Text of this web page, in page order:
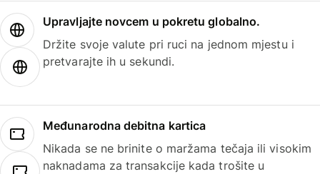
Upravljajte novcem u pokretu globalno.
Držite svoje valute pri ruci na jednom mjestu i
pretvarajte ih u sekundi.
Međunarodna debitna kartica
Nikada se ne brinite o maržama tečaja ili visokim
naknadama za transakcije kada trošite u